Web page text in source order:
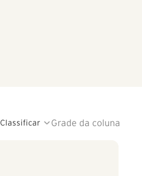
Classificar Grade da coluna